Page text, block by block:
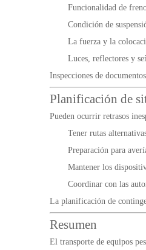
Funcionalidad de
Condición de
La fuerza y la
Luces, reflectores y
Inspecciones de
Planificación de
Pueden ocurrir retrasos
Tener rutas
Preparación para
Mantener los
Coordinar con las
La planificación de
Resumen
El transporte de equipos